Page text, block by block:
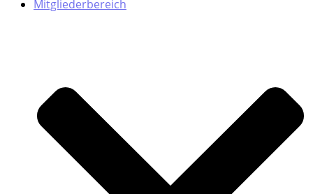
Mitgliederbereich